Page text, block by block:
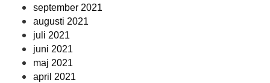
september 2021
augusti 2021
juli 2021
juni 2021
maj 2021
april 2021